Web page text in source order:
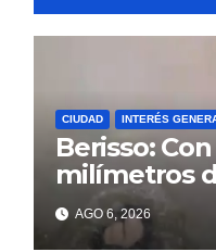
CIUDAD INTERÉS
Berisso:
milímetros
sienten los
AGO 6, 2026